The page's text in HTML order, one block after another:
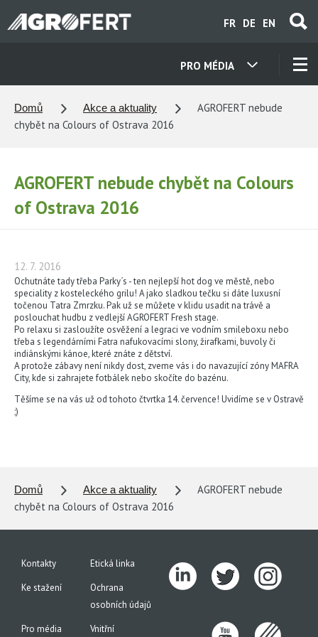
EN
DE
FR
PRO MÉDIA
KONTAKTY
O NÁS
AKTUALITY
Domů Akce a aktuality
AGROFERT nebude
chybět na Colours of Ostrava 2016
AGROFERT nebude chybět na Colours
of Ostrava 2016
12. 7. 2016
Ochutnáte tady třeba Parky´s - ten nejlepší hot dog ve městě, nebo
speciality z kosteleckého grilu! A jako sladkou tečku si dáte luxusní
točenou Tatra Zmrzku. Pak už se můžete v klidu usadit na trávě a
poslouchat hudbu z vedlejší AGROFERT Fresh stage.
Po relaxu si zasloužíte osvěžení a legraci ve vodním smileboxu nebo
třeba s legendárními Fatra nafukovacími slony, žirafkami, buvoly či
indiánskými kánoe, které znáte z dětství.
A protože zábavy není nikdy dost, zveme vás i do navazující zóny MAFRA
City, kde si zahrajete fotbálek nebo skočíte do bazénu.
Těšíme se na vás už od tohoto čtvrtka 14. července! Uvidíme se v Ostravě
;)
Domů Akce a aktuality
AGROFERT nebude
chybět na Colours of Ostrava 2016
Kontakty
Etická linka
Ke stažení
Ochrana
osobních údajů
Pro média
Vnitřní